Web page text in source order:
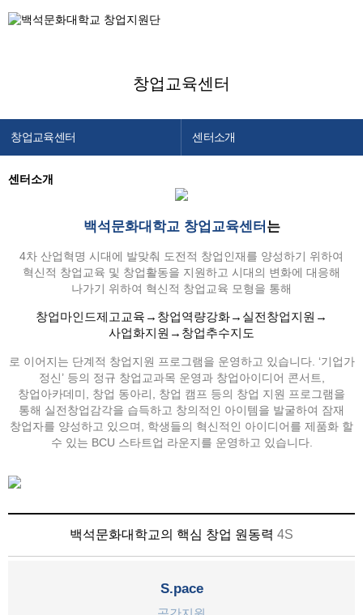
창업교육센터
창업교육센터
백석메이커스
공간/장비 예약
센터소개
프로그램 일정
공지사항
센터소개
백석문화대학교 창업교육센터 는
4차 산업혁명 시대에 발맞춰 도전적 창업인재를 양성하기 위하여
혁신적 창업교육 및 창업활동을 지원하고 시대의 변화에 대응해
나가기 위하여 혁신적 창업교육 모형을 통해
창업마인드제고교육→창업역량강화→실전창업지원→
사업화지원→창업추수지도
로 이어지는 단계적 창업지원 프로그램을 운영하고 있습니다. ‘기업가
정신’ 등의 정규 창업교과목 운영과 창업아이디어 콘서트,
창업아카데미, 창업 동아리, 창업 캠프 등의 창업 지원 프로그램을
통해 실전창업감각을 습득하고 창의적인 아이템을 발굴하여 잠재
창업자를 양성하고 있으며, 학생들의 혁신적인 아이디어를 제품화 할
수 있는 BCU 스타트업 라운지를 운영하고 있습니다.
백석문화대학교의 핵심 창업 원동력 4S
S.pace